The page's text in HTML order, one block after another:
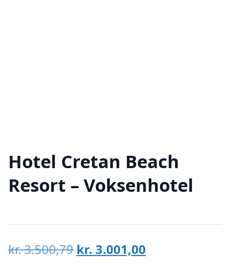
Hotel Cretan Beach
Resort – Voksenhotel
kr.3.500,79 Den
kr. 3.001,00